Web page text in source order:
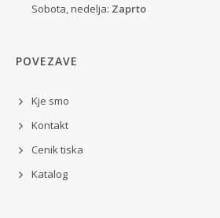
Sobota, nedelja: Zaprto
POVEZAVE
Kje smo
Kontakt
Cenik tiska
Katalog